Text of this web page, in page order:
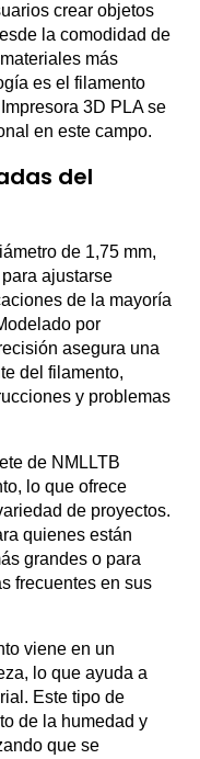
crear objetos
la comodidad de
más
es el filamento
3D PLA se
en este campo.
del
de 1,75 mm,
ajustarse
de la mayoría
por
asegura una
del filamento,
y problemas
de NMLLTB
lo que ofrece
de proyectos.
quienes están
grandes o para
frecuentes en sus
viene en un
lo que ayuda a
Este tipo de
de la humedad y
que se